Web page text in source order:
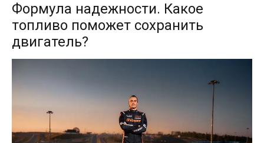
Формула надежности. Какое
топливо поможет сохранить
двигатель?